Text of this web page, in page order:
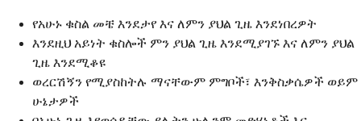
የአሁኑ ቁስል መቼ እንደታየ እና ለምን ያህል ጊዜ እንደነበረዎት
እንደዚህ አይነት ቁስሎች ምን ያህል ጊዜ እንደሚያገኙ እና ለምን ያህል
ጊዜ እንደሚቆዩ
ወረርሽኝን የሚያስከትሉ ማናቸውም ምግቦች፣ እንቅስቃሴዎች ወይም
ሁኔታዎች